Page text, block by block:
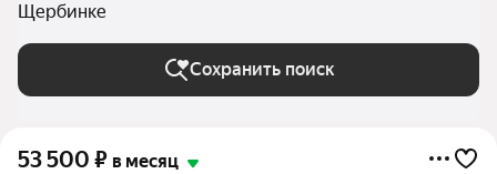
Щербинке
Сохранить поиск
53 500 ₽ в месяц